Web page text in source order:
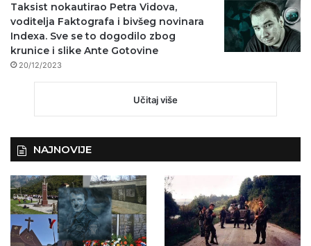
Taksist nokautirao Petra Vidova,
voditelja Faktografa i bivšeg novinara
Indexa. Sve se to dogodilo zbog
krunice i slike Ante Gotovine
20/12/2023
Učitaj više
NAJNOVIJE